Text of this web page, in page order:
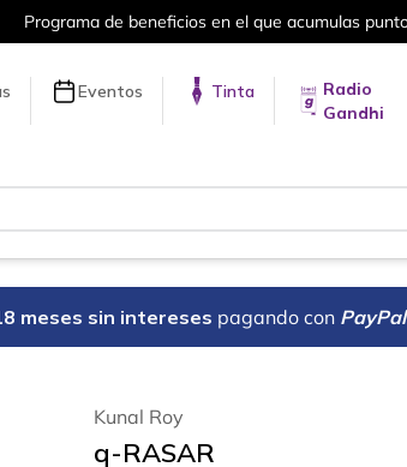
el que acumulas puntos en cada compra.
Eventos Tinta
Radio
Gandhi
meses sin intereses pagando con PayPal
Kunal Roy
q-RASAR